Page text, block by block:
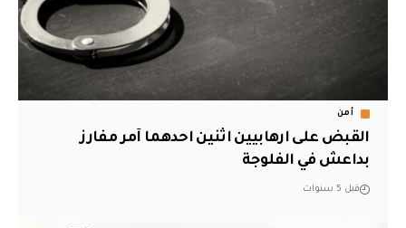
أمن
القبض على ارهابيين اثنين احدهما آمر مفارز
بداعش في الفلوجة
قبل 5 سنوات